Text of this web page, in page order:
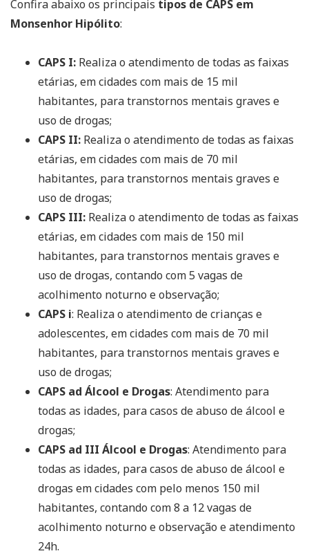
Confira abaixo os principais tipos de CAPS em
Monsenhor Hipólito:
CAPS I: Realiza o atendimento de todas as faixas
etárias, em cidades com mais de 15 mil
habitantes, para transtornos mentais graves e
uso de drogas;
CAPS II: Realiza o atendimento de todas as faixas
etárias, em cidades com mais de 70 mil
habitantes, para transtornos mentais graves e
uso de drogas;
CAPS III: Realiza o atendimento de todas as faixas
etárias, em cidades com mais de 150 mil
habitantes, para transtornos mentais graves e
uso de drogas, contando com 5 vagas de
acolhimento noturno e observação;
CAPS i: Realiza o atendimento de crianças e
adolescentes, em cidades com mais de 70 mil
habitantes, para transtornos mentais graves e
uso de drogas;
CAPS ad Álcool e Drogas: Atendimento para
todas as idades, para casos de abuso de álcool e
drogas;
CAPS ad III Álcool e Drogas: Atendimento para
todas as idades, para casos de abuso de álcool e
drogas em cidades com pelo menos 150 mil
habitantes, contando com 8 a 12 vagas de
acolhimento noturno e observação e atendimento
24h.